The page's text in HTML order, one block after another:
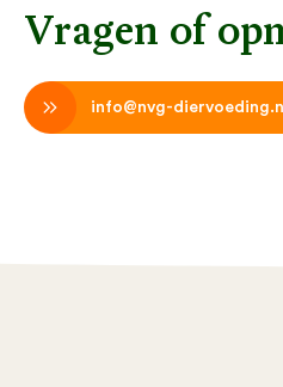
Vragen of
info@nvg-diervoeding.nl